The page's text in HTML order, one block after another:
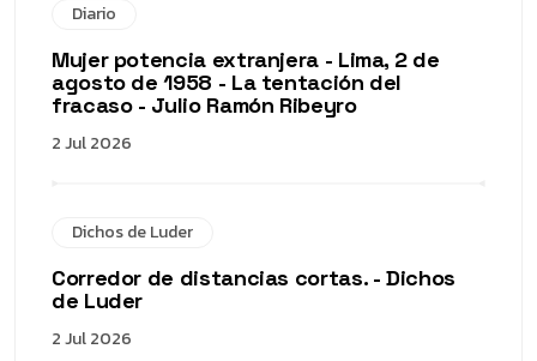
Diario
Mujer potencia extranjera - Lima, 2 de
agosto de 1958 - La tentación del
fracaso - Julio Ramón Ribeyro
2 Jul 2026
Dichos de Luder
Corredor de distancias cortas. - Dichos
de Luder
2 Jul 2026